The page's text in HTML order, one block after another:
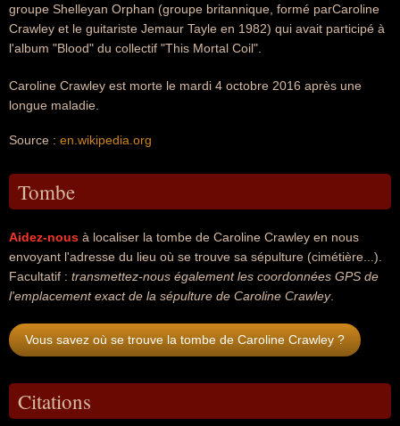
groupe Shelleyan Orphan (groupe britannique, formé parCaroline
Crawley et le guitariste Jemaur Tayle en 1982) qui avait participé à
l'album "Blood" du collectif "This Mortal Coil".
Caroline Crawley est morte le mardi 4 octobre 2016 après une
longue maladie.
Source : en.wikipedia.org
Tombe
Aidez-nous à localiser la tombe de Caroline Crawley en nous
envoyant l'adresse du lieu où se trouve sa sépulture (cimétière...).
Facultatif : transmettez-nous également les coordonnées GPS de
l'emplacement exact de la sépulture de Caroline Crawley.
Vous savez où se trouve la tombe de Caroline Crawley ?
Citations